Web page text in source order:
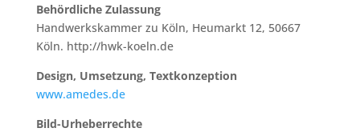
Behördliche Zulassung
Handwerkskammer zu Köln, Heumarkt 12, 50667
Köln. http://hwk-koeln.de
Design, Umsetzung, Textkonzeption
www.amedes.de
Bild-Urheberrechte